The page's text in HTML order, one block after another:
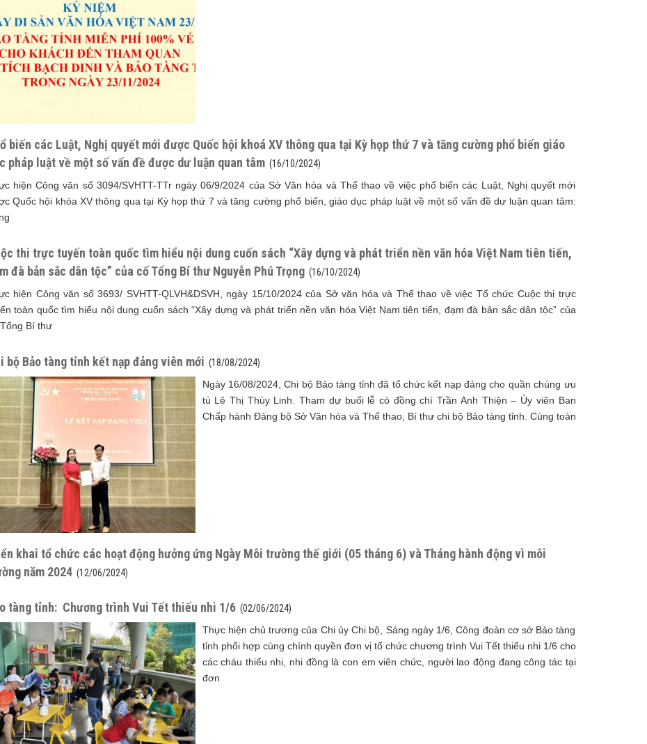
biến các Luật, Nghị quyết mới được Quốc hội khoá XV thông qua tại Kỳ họp thứ 7 và tăng cường phổ biến giáo
pháp luật về một số vấn đề được dư luận quan tâm (16/10/2024)
hiện Công văn số 3094/SVHTT-TTr ngày 06/9/2024 của Sở Văn hóa và Thể thao về việc phổ biến các Luật, Nghị quyết mới
Quốc hội khóa XV thông qua tại Kỳ họp thứ 7 và tăng cường phổ biến, giáo dục pháp luật về một số vấn đề dư luận quan tâm:
thi trực tuyến toàn quốc tìm hiểu nội dung cuốn sách “Xây dựng và phát triển nền văn hóa Việt Nam tiên tiến,
đà bản sắc dân tộc” của cố Tổng Bí thư Nguyễn Phú Trọng (16/10/2024)
hiện Công văn số 3693/ SVHTT-QLVH&DSVH, ngày 15/10/2024 của Sở văn hóa và Thể thao về việc Tổ chức Cuộc thi trực
toàn quốc tìm hiểu nội dung cuốn sách “Xây dựng và phát triển nền văn hóa Việt Nam tiên tiến, đạm đà bản sắc dân tộc” của
Bí thư
bộ Bảo tàng tỉnh kết nạp đảng viên mới (18/08/2024)
Ngày 16/08/2024, Chi bộ Bảo tàng tỉnh đã tổ chức kết nạp đảng cho quần chúng ưu
tú Lê Thị Thùy Linh. Tham dự buổi lễ có đồng chí Trần Anh Thiện – Ủy viên Ban
Chấp hành Đảng bộ Sở Văn hóa và Thể thao, Bí thư chi bộ Bảo tàng tỉnh. Cùng toàn
khai tổ chức các hoạt động hưởng ứng Ngày Môi trường thế giới (05 tháng 6) và Tháng hành động vì môi
năm 2024 (12/06/2024)
tàng tỉnh: Chương trình Vui Tết thiếu nhi 1/6 (02/06/2024)
Thực hiện chủ trương của Chi ủy Chi bộ, Sáng ngày 1/6, Công đoàn cơ sở Bảo tàng
tỉnh phối hợp cùng chính quyền đơn vị tổ chức chương trình Vui Tết thiếu nhi 1/6 cho
các cháu thiếu nhi, nhi đồng là con em viên chức, người lao động đang công tác tại
đơn